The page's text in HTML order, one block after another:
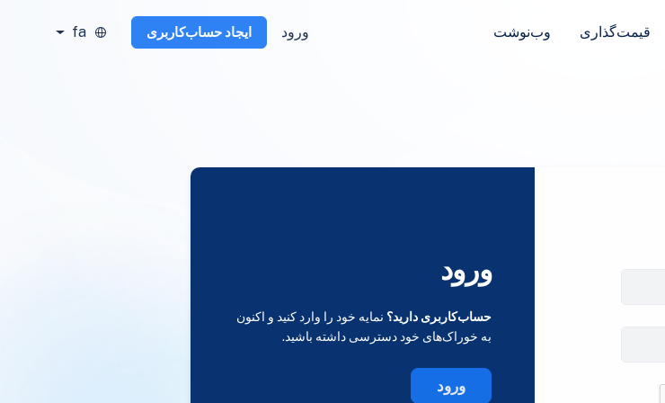
قیمت‌گذاری وب‌نوشت ورود ایجاد حساب‌کاربری fa
ورود
حساب‌کاربری دارید؟ نمایه خود را وارد کنید و اکنون
به خوراک‌های خود دسترسی داشته باشید.
ورود